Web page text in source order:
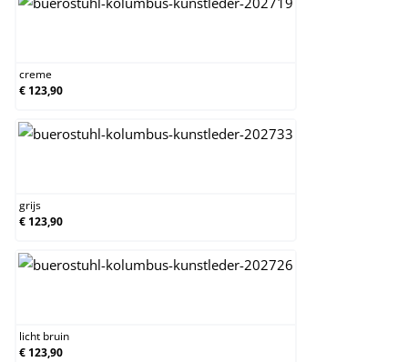
creme
€ 123,90
grijs
€ 123,90
licht bruin
€ 123,90